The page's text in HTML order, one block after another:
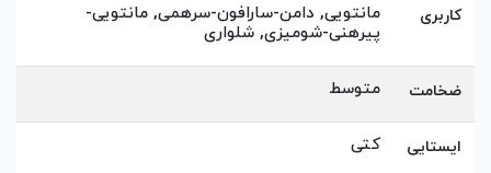
کاربری
مانتویی, دامن-سارافون-سرهمی, مانتویی-
پیرهنی-شومیزی, شلواری
ضخامت متوسط
ایستایی کتی